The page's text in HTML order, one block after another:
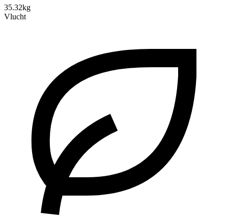
35.32kg
Vlucht